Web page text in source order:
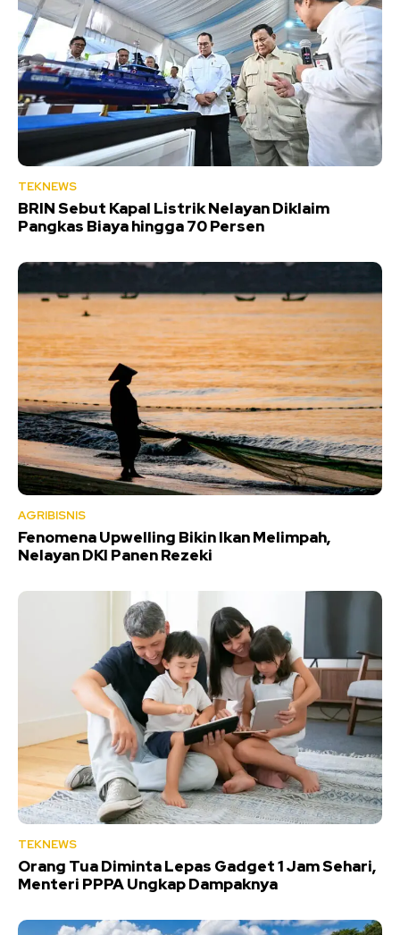
TEKNEWS
BRIN Sebut Kapal Listrik Nelayan Diklaim
Pangkas Biaya hingga 70 Persen
AGRIBISNIS
Fenomena Upwelling Bikin Ikan Melimpah,
Nelayan DKI Panen Rezeki
TEKNEWS
Orang Tua Diminta Lepas Gadget 1 Jam Sehari,
Menteri PPPA Ungkap Dampaknya